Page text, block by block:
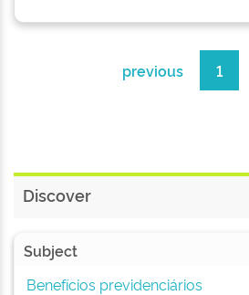
previous 1
Discover
Subject
Benefícios previdenciários